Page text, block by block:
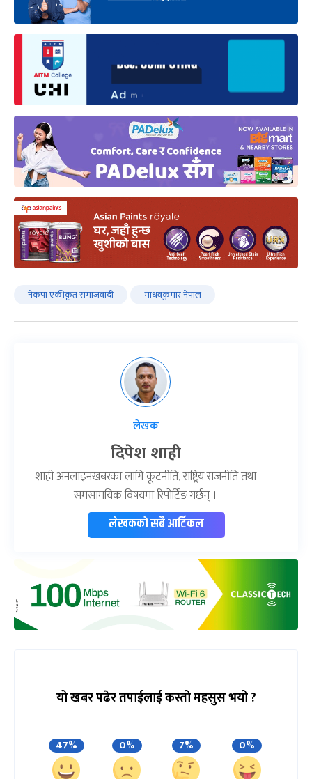
नेकपा एकीकृत समाजवादी माधवकुमार नेपाल
लेखक
दिपेश शाही
शाही अनलाइनखबरका लागि कूटनीति, राष्ट्रिय राजनीति तथा
समसामयिक विषयमा रिपोर्टिङ गर्छन् ।
लेखकको सबै आर्टिकल
यो खबर पढेर तपाईलाई कस्तो महसुस भयो ?
47% 0% 7% 0%